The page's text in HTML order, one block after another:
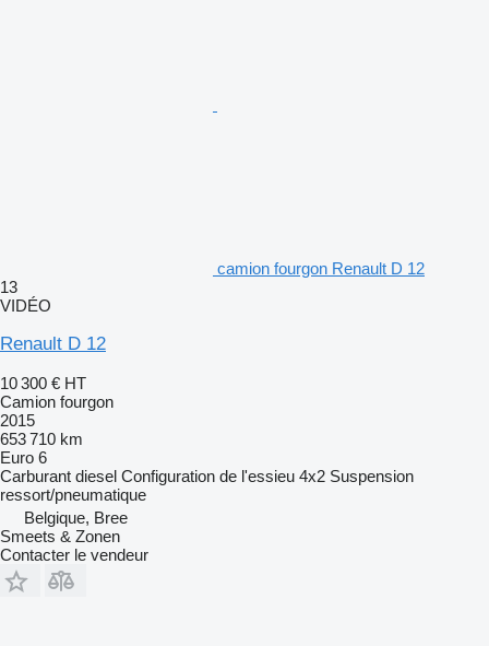
camion fourgon Renault D 12
13
VIDÉO
Renault D 12
10 300 € HT
Camion fourgon
2015
653 710 km
Euro 6
Carburant diesel Configuration de l'essieu 4x2 Suspension
ressort/pneumatique
Belgique, Bree
Smeets & Zonen
Contacter le vendeur